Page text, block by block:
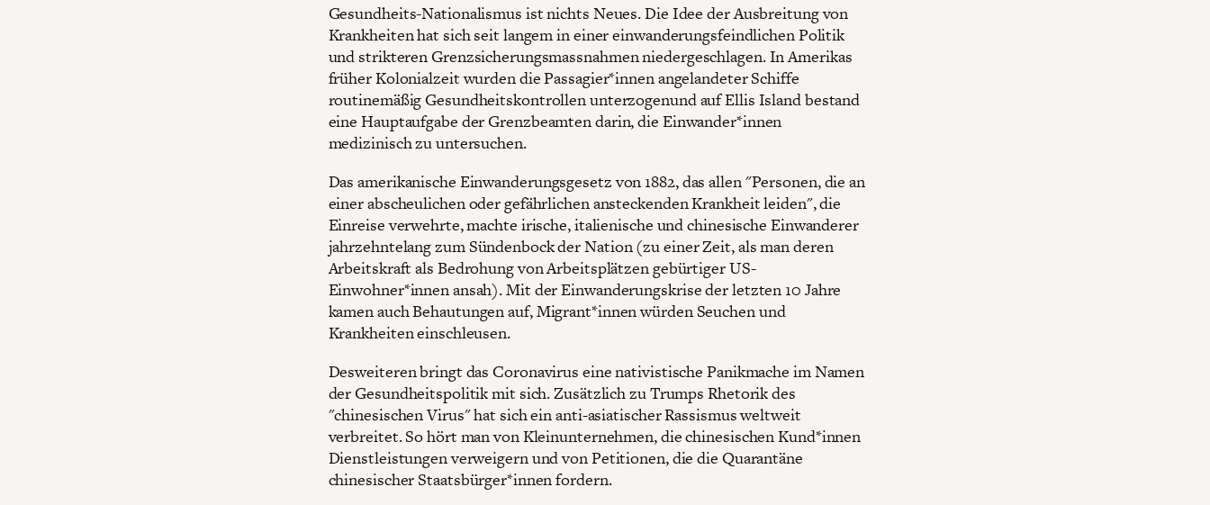
Gesundheits-Nationalismus ist nichts Neues. Die Idee der Ausbreitung von
Krankheiten hat sich seit langem in einer einwanderungsfeindlichen Politik
und strikteren Grenzsicherungsmassnahmen niedergeschlagen. In Amerikas
früher Kolonialzeit wurden die Passagier*innen angelandeter Schiffe
routinemäßig Gesundheitskontrollen unterzogenund auf Ellis Island bestand
eine Hauptaufgabe der Grenzbeamten darin, die Einwander*innen
medizinisch zu untersuchen.
Das amerikanische Einwanderungsgesetz von 1882, das allen "Personen, die an
einer abscheulichen oder gefährlichen ansteckenden Krankheit leiden", die
Einreise verwehrte, machte irische, italienische und chinesische Einwanderer
jahrzehntelang zum Sündenbock der Nation (zu einer Zeit, als man deren
Arbeitskraft als Bedrohung von Arbeitsplätzen gebürtiger US-
Einwohner*innen ansah). Mit der Einwanderungskrise der letzten 10 Jahre
kamen auch Behautungen auf, Migrant*innen würden Seuchen und
Krankheiten einschleusen.
Desweiteren bringt das Coronavirus eine nativistische Panikmache im Namen
der Gesundheitspolitik mit sich. Zusätzlich zu Trumps Rhetorik des
"chinesischen Virus" hat sich ein anti-asiatischer Rassismus weltweit
verbreitet. So hört man von Kleinunternehmen, die chinesischen Kund*innen
Dienstleistungen verweigern und von Petitionen, die die Quarantäne
chinesischer Staatsbürger*innen fordern.